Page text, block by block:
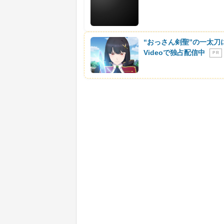
“おっさん剣聖”の一太
Videoで独占配信中
P R